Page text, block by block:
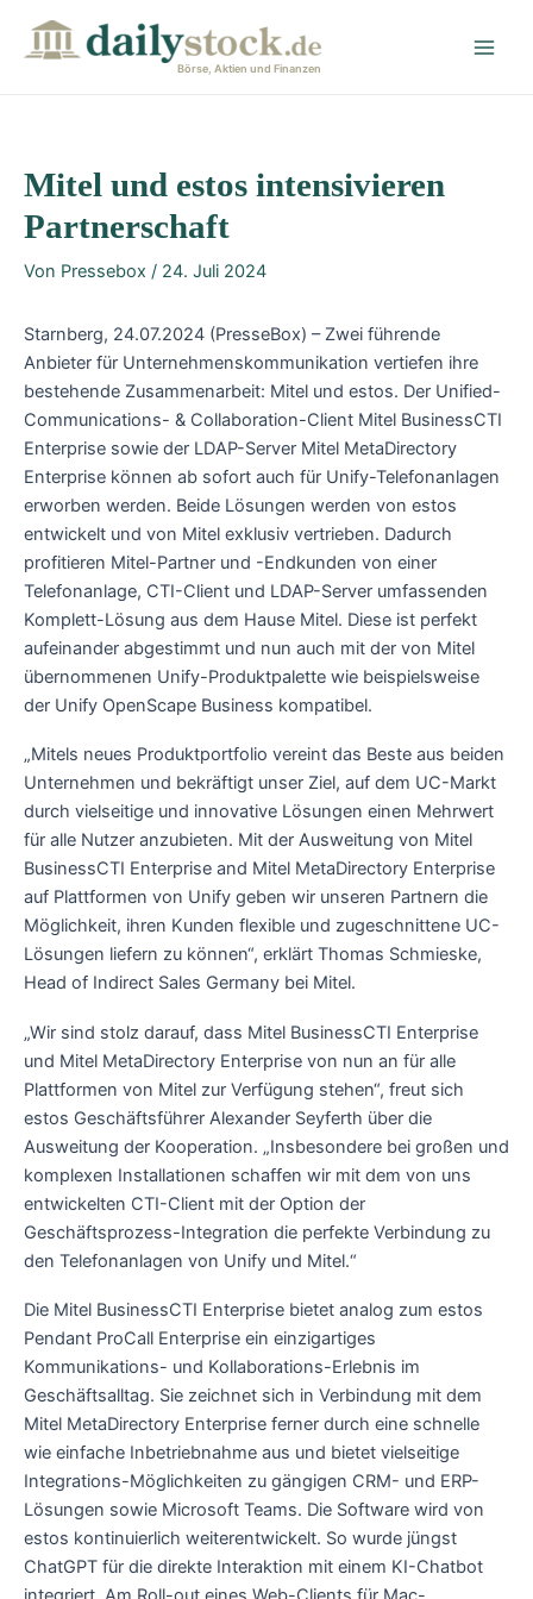
Börse, Aktien und Finanzen
Mitel und estos intensivieren
Partnerschaft
Von Pressebox / 24. Juli 2024
Starnberg, 24.07.2024 (PresseBox) – Zwei führende
Anbieter für Unternehmenskommunikation vertiefen ihre
bestehende Zusammenarbeit: Mitel und estos. Der Unified-
Communications- & Collaboration-Client Mitel BusinessCTI
Enterprise sowie der LDAP-Server Mitel MetaDirectory
Enterprise können ab sofort auch für Unify-Telefonanlagen
erworben werden. Beide Lösungen werden von estos
entwickelt und von Mitel exklusiv vertrieben. Dadurch
profitieren Mitel-Partner und -Endkunden von einer
Telefonanlage, CTI-Client und LDAP-Server umfassenden
Komplett-Lösung aus dem Hause Mitel. Diese ist perfekt
aufeinander abgestimmt und nun auch mit der von Mitel
übernommenen Unify-Produktpalette wie beispielsweise
der Unify OpenScape Business kompatibel.
„Mitels neues Produktportfolio vereint das Beste aus beiden
Unternehmen und bekräftigt unser Ziel, auf dem UC-Markt
durch vielseitige und innovative Lösungen einen Mehrwert
für alle Nutzer anzubieten. Mit der Ausweitung von Mitel
BusinessCTI Enterprise and Mitel MetaDirectory Enterprise
auf Plattformen von Unify geben wir unseren Partnern die
Möglichkeit, ihren Kunden flexible und zugeschnittene UC-
Lösungen liefern zu können“, erklärt Thomas Schmieske,
Head of Indirect Sales Germany bei Mitel.
„Wir sind stolz darauf, dass Mitel BusinessCTI Enterprise
und Mitel MetaDirectory Enterprise von nun an für alle
Plattformen von Mitel zur Verfügung stehen“, freut sich
estos Geschäftsführer Alexander Seyferth über die
Ausweitung der Kooperation. „Insbesondere bei großen und
komplexen Installationen schaffen wir mit dem von uns
entwickelten CTI-Client mit der Option der
Geschäftsprozess-Integration die perfekte Verbindung zu
den Telefonanlagen von Unify und Mitel.“
Die Mitel BusinessCTI Enterprise bietet analog zum estos
Pendant ProCall Enterprise ein einzigartiges
Kommunikations- und Kollaborations-Erlebnis im
Geschäftsalltag. Sie zeichnet sich in Verbindung mit dem
Mitel MetaDirectory Enterprise ferner durch eine schnelle
wie einfache Inbetriebnahme aus und bietet vielseitige
Integrations-Möglichkeiten zu gängigen CRM- und ERP-
Lösungen sowie Microsoft Teams. Die Software wird von
estos kontinuierlich weiterentwickelt. So wurde jüngst
ChatGPT für die direkte Interaktion mit einem KI-Chatbot